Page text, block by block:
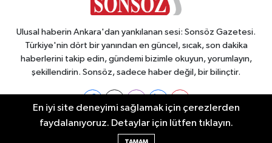
Ulusal haberin Ankara'dan yankılanan sesi: Sonsöz Gazetesi.
Türkiye'nin dört bir yanından en güncel, sıcak, son dakika
haberlerini takip edin, gündemi bizimle okuyun, yorumlayın,
şekillendirin. Sonsöz, sadece haber değil, bir bilinçtir.
Ankara Nöbetçi Eczaneler
En iyi site deneyimi sağlamak için çerezlerden
faydalanıyoruz. Detaylar için lütfen tıklayın.